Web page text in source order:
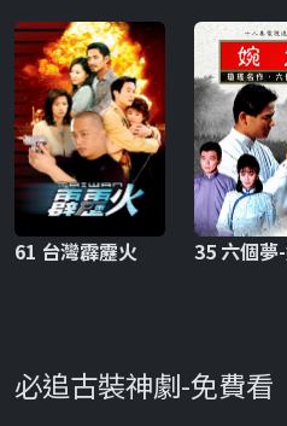
61 台灣霹靂火 35 六個夢
必追古裝神劇-免費看